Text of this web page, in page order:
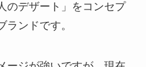
のデザート」をコンセプ
ランドです。